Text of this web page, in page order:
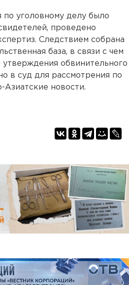
по уголовному делу было
проведено
Следствием собрана
база, в связи с чем
обвинительного
в суд для рассмотрения по
Азиатские новости.